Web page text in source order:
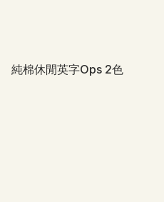
純棉休閒英字Ops 2色